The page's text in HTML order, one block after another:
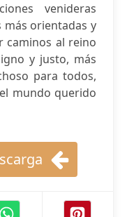
venideras
orientadas y
caminos al reino
y justo, más
para todos,
mundo querido